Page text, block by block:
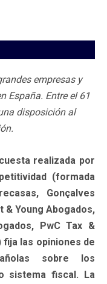
empresas y
España. Entre el 61
disposición al
realizada por
(formada
Gonçalves
Young Abogados,
PwC Tax &
las opiniones de
sobre los
sistema fiscal. La